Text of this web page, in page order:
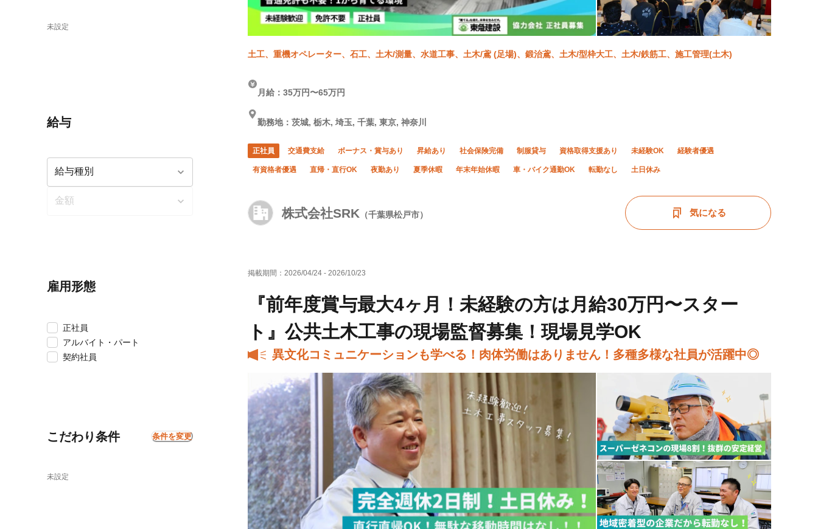
未設定
給与
雇用形態
正社員
アルバイト・パート
契約社員
こだわり条件 条件を変更
未設定
土工、重機オペレーター、石工、土木/測量、水道工事、土木/鳶 (足場)、鍛治鳶、土木/型枠大工、土木/鉄筋工、施工管理(土木)
株式会社SRK （千葉県松戸市）
月給：35万円〜65万円
勤務地：茨城, 栃木, 埼玉, 千葉, 東京, 神奈川
正社員 交通費支給 ボーナス・賞与あり 昇給あり 社会保険完備 制服貸与 資格取得支援あり 未経験OK 経験者優遇
有資格者優遇 直帰・直行OK 夜勤あり 夏季休暇 年末年始休暇 車・バイク通勤OK 転勤なし 土日休み
気になる
掲載期間： 2026/04/24 - 2026/10/23
『前年度賞与最大4ヶ月！未経験の方は月給30万円〜スター
ト』公共土木工事の現場監督募集！現場見学OK
異文化コミュニケーションも学べる！肉体労働はありません！多種多様な社員が活躍中◎